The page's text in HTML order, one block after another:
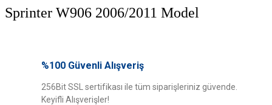
Sprinter W906 2006/2011 Model
Bu ürüne ilk yorumu siz yapın!
yetersiz gördüğünüz noktaları öneri formunu kullanarak tarafımıza
iletebilirsiniz.
Görüş ve önerileriniz için teşekkür ederiz.
%100 Güvenli Alışveriş
256Bit SSL sertifikası ile tüm siparişleriniz güvende.
Keyifli Alışverişler!